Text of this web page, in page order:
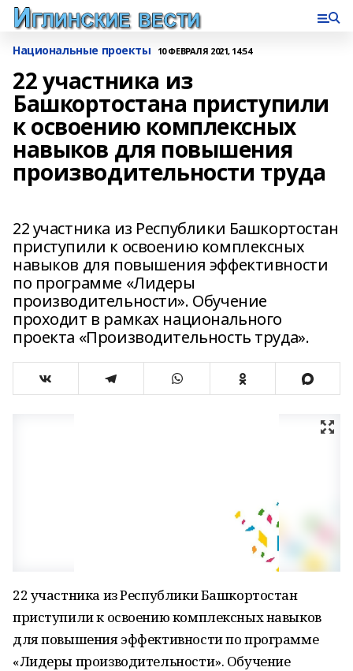
Национальные проекты 10 ФЕВРАЛЯ 2021, 14:54
22 участника из
Башкортостана приступили
к освоению комплексных
навыков для повышения
производительности труда
22 участника из Республики Башкортостан
приступили к освоению комплексных
навыков для повышения эффективности
по программе «Лидеры
производительности». Обучение
проходит в рамках национального
проекта «Производительность труда».
22 участника из Республики Башкортостан
приступили к освоению комплексных навыков
для повышения эффективности по программе
«Лидеры производительности». Обучение